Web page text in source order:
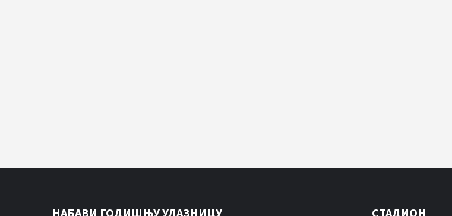
НАБАВИ ГОДИШЊУ УЛАЗНИЦУ СТАДИОН